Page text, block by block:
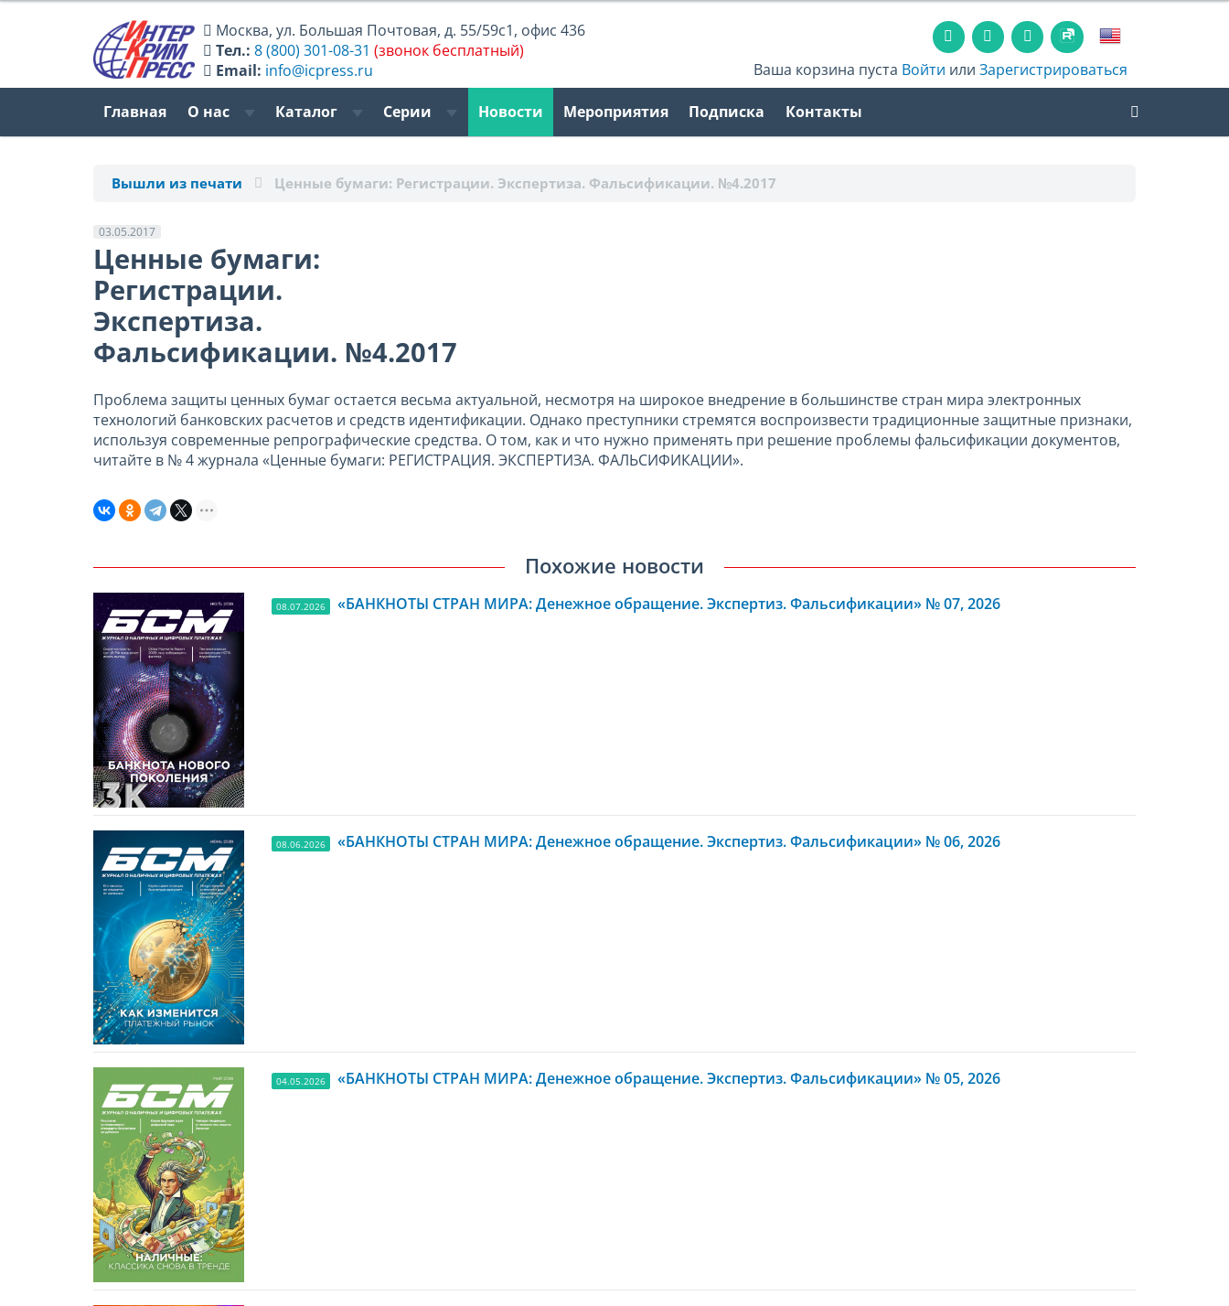
Москва,ул. Большая Почтовая, д. 55/59с1, офис 436
Тел.: 8 (800) 301-08-31 (звонок бесплатный)
Email: info@icpress.ru Ваша корзина пуста Войти илиЗарегистрироваться
Главная О нас Каталог Серии Новости Мероприятия Подписка Контакты
Вышли из печати Ценные бумаги: Регистрации. Экспертиза. Фальсификации. №4.2017
03.05.2017
Ценные бумаги:
Регистрации.
Экспертиза.
Фальсификации. №4.2017
Проблема защиты ценных бумаг остается весьма актуальной, несмотря на широкое внедрение в большинстве стран мира электронных
технологий банковских расчетов и средств идентификации. Однако преступники стремятся воспроизвести традиционные защитные признаки,
используя современные репрографические средства. О том, как и что нужно применять при решение проблемы фальсификации документов,
читайте в № 4 журнала «Ценные бумаги: РЕГИСТРАЦИЯ. ЭКСПЕРТИЗА. ФАЛЬСИФИКАЦИИ».
Похожие новости
08.07.2026 «БАНКНОТЫ СТРАН МИРА: Денежное обращение. Экспертиз. Фальсификации» № 07, 2026
08.06.2026 «БАНКНОТЫ СТРАН МИРА: Денежное обращение. Экспертиз. Фальсификации» № 06, 2026
04.05.2026 «БАНКНОТЫ СТРАН МИРА: Денежное обращение. Экспертиз. Фальсификации» № 05, 2026